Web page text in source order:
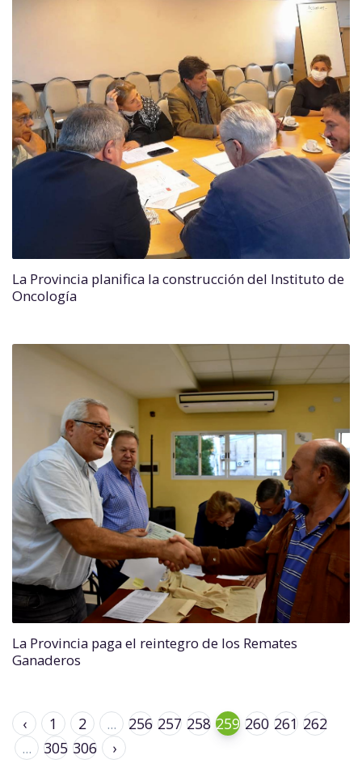
La Provincia planifica la construcción del Instituto de
Oncología
La Provincia paga el reintegro de los Remates
Ganaderos
‹ 1 2 ... 256 257 258 259 260 261 262
...
305 306 ›